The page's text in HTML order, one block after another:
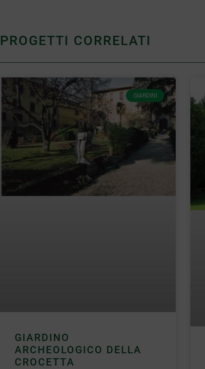
PROGETTI CORRELATI
GIARDINI
GIARDINO
ARCHEOLOGICO DELLA
CROCETTA